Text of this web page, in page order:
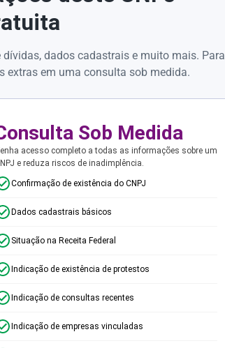
dados cadastrais e muito mais. Para
extras em uma consulta sob medida.
Sob Medida
acesso completo a todas as informações sobre um
e reduza riscos de inadimplência.
Confirmação de existência do CNPJ
Dados cadastrais básicos
Situação na Receita Federal
Indicação de existência de protestos
Indicação de consultas recentes
Indicação de empresas vinculadas